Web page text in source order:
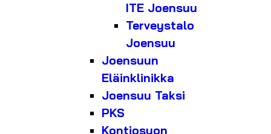
ITE Joensuu
Terveystalo
Joensuu
Joensuun
Eläinklinikka
Joensuu Taksi
PKS
Kontiosuon